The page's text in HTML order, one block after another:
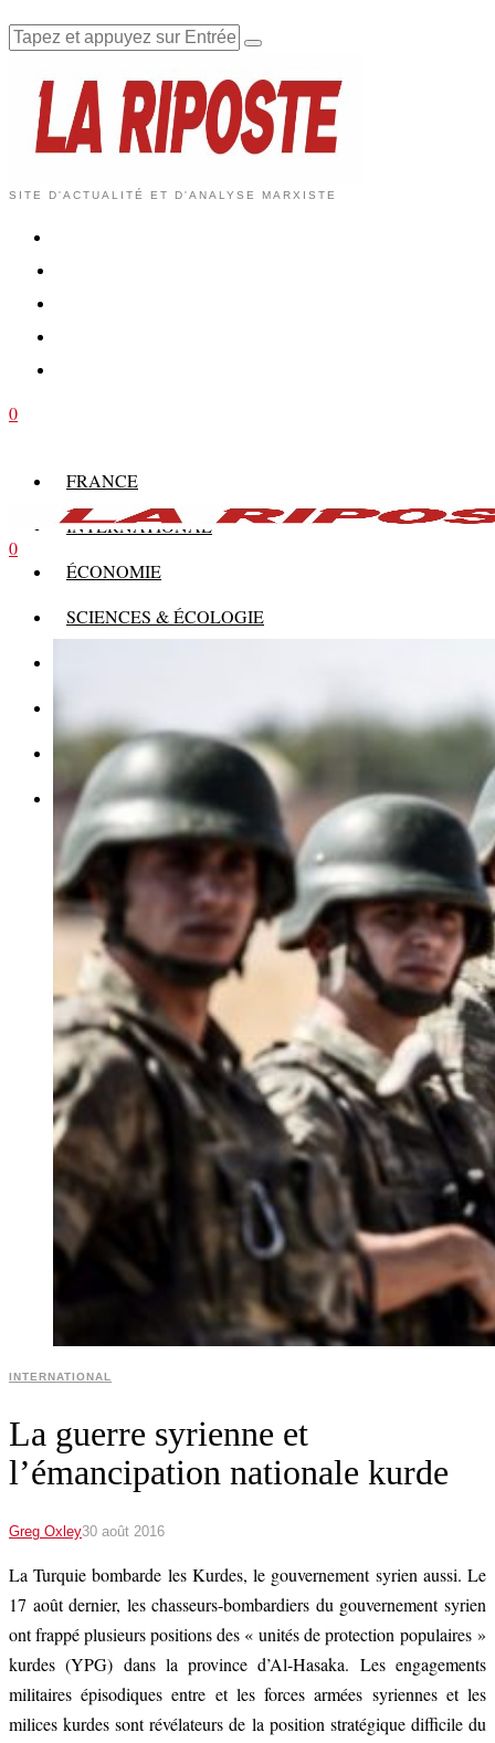
SITE D'ACTUALITÉ ET D'ANALYSE MARXISTE
0
FRANCE
INTERNATIONAL
ÉCONOMIE
SCIENCES & ÉCOLOGIE
CULTURE
MULTIMÉDIAS
0
INTERNATIONAL
La guerre syrienne et
l’émancipation nationale kurde
Greg Oxley30 août 2016
La Turquie bombarde les Kurdes, le gouvernement syrien aussi. Le
17 août dernier, les chasseurs-bombardiers du gouvernement syrien
ont frappé plusieurs positions des « unités de protection populaires »
kurdes (YPG) dans la province d’Al-Hasaka. Les engagements
militaires épisodiques entre et les forces armées syriennes et les
milices kurdes sont révélateurs de la position stratégique difficile du